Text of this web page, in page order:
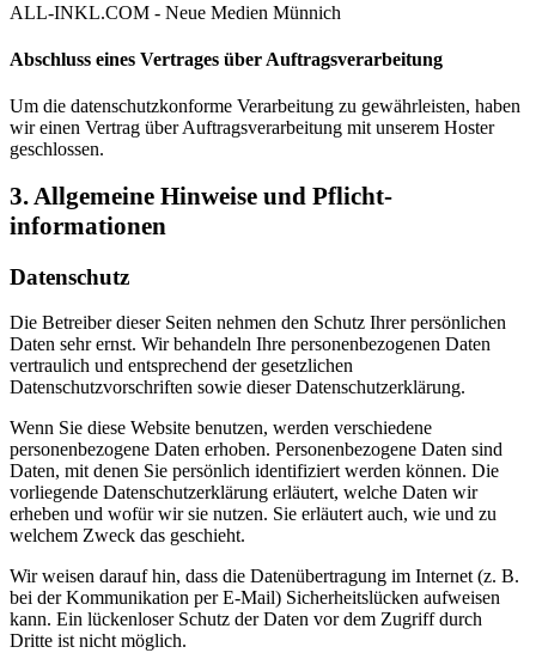
ALL-INKL.COM - Neue Medien Münnich
Abschluss eines Vertrages über Auftragsverarbeitung
Um die datenschutzkonforme Verarbeitung zu gewährleisten, haben
wir einen Vertrag über Auftragsverarbeitung mit unserem Hoster
geschlossen.
3. Allgemeine Hinweise und Pflicht­
informationen
Datenschutz
Die Betreiber dieser Seiten nehmen den Schutz Ihrer persönlichen
Daten sehr ernst. Wir behandeln Ihre personenbezogenen Daten
vertraulich und entsprechend der gesetzlichen
Datenschutzvorschriften sowie dieser Datenschutzerklärung.
Wenn Sie diese Website benutzen, werden verschiedene
personenbezogene Daten erhoben. Personenbezogene Daten sind
Daten, mit denen Sie persönlich identifiziert werden können. Die
vorliegende Datenschutzerklärung erläutert, welche Daten wir
erheben und wofür wir sie nutzen. Sie erläutert auch, wie und zu
welchem Zweck das geschieht.
Wir weisen darauf hin, dass die Datenübertragung im Internet (z. B.
bei der Kommunikation per E-Mail) Sicherheitslücken aufweisen
kann. Ein lückenloser Schutz der Daten vor dem Zugriff durch
Dritte ist nicht möglich.